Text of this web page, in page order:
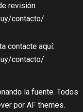
revisión
contacto/
contacte aquí:
contacto/
la fuente. Todos
por AF themes.